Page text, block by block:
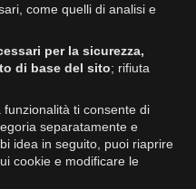
come quelli di analisi e
per la sicurezza,
di base del sito; rifiuta
funzionalità ti consente di
separatamente e
idea in seguito, puoi riaprire
cookie e modificare le